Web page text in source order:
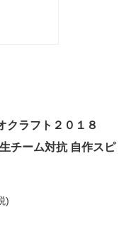
クラフト２０１８
チーム対抗 自作スピ
)